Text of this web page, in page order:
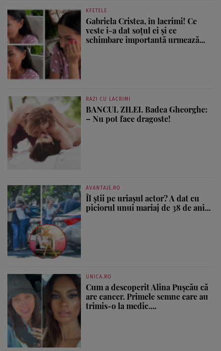
KFETELE
Gabriela Cristea, în lacrimi! Ce
veste i-a dat soțul ei și ce
schimbare importantă urmează...
RAZI CU LACRIMI
BANCUL ZILEI. Badea Gheorghe:
– Nu pot face dragoste!
AVANTAJE.RO
Îl știi pe uriașul actor? A dat cu
piciorul unui mariaj de 38 de ani...
UNICA.RO
Cum a descoperit Alina Pușcău că
are cancer. Primele semne care au
trimis-o la medic....